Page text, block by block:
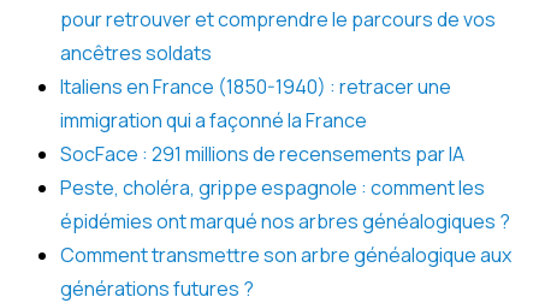
pour retrouver et comprendre le parcours de vos
ancêtres soldats
Italiens en France (1850-1940) : retracer une
immigration qui a façonné la France
SocFace : 291 millions de recensements par IA
Peste, choléra, grippe espagnole : comment les
épidémies ont marqué nos arbres généalogiques ?
Comment transmettre son arbre généalogique aux
générations futures ?